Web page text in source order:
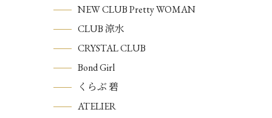
NEW CLUB Pretty WOMAN
CLUB 涼水
CRYSTAL CLUB
Bond Girl
くらぶ 碧
ATELIER